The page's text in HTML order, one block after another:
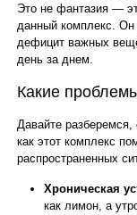
Это не фантазия —
данный комплекс. Он
дефицит важных
день за днем.
Какие
Давайте
как этот комплекс
распространенных
Хроническая
как лимон, а